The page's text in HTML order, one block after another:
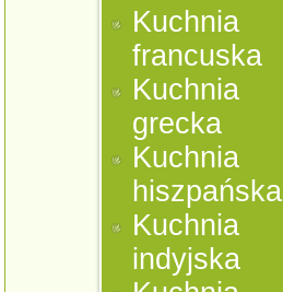
Kuchnia
francuska
Kuchnia
grecka
Kuchnia
hiszpańska
Kuchnia
indyjska